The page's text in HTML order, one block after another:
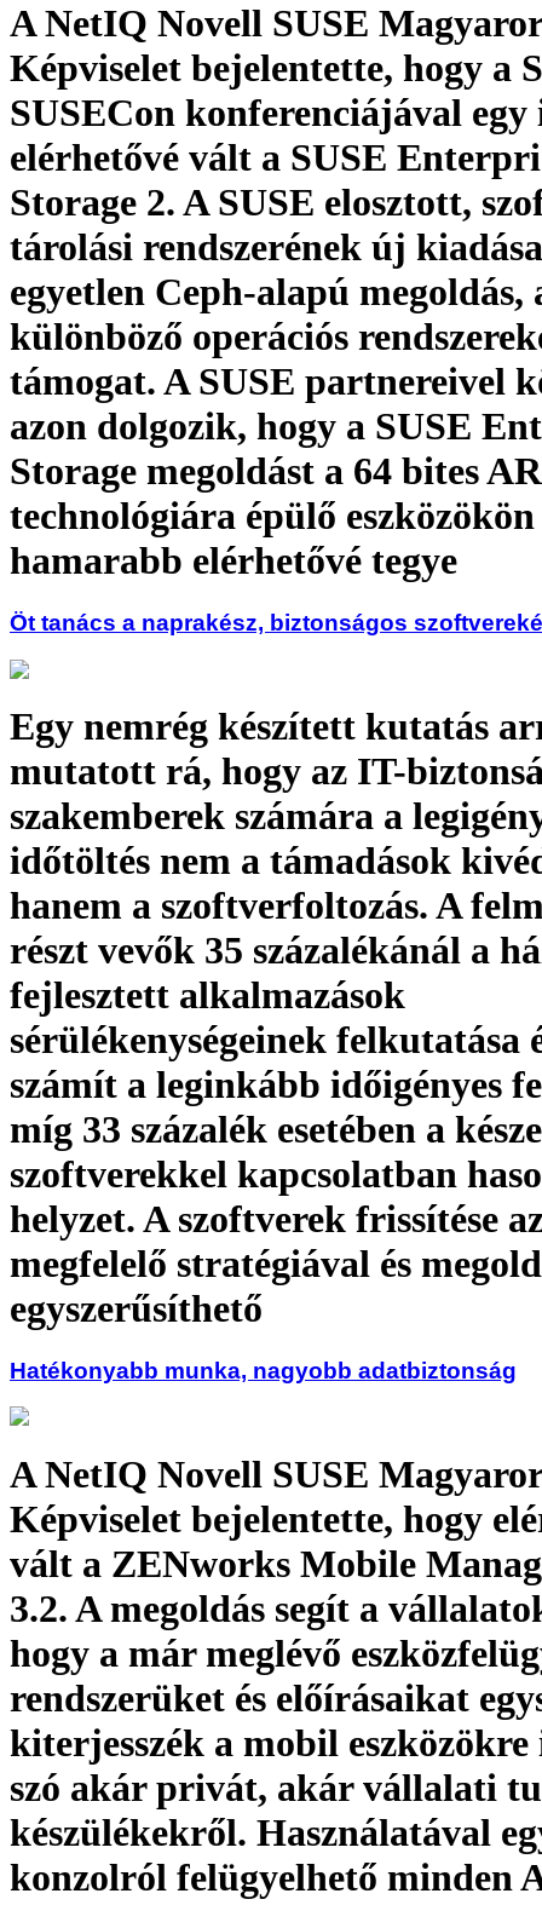
A NetIQ Novell SUSE
Képviselet bejelentette, hogy a
SUSECon konferenciájával egy
elérhetővé vált a SUSE
Storage 2. A SUSE elosztott,
tárolási rendszerének új kiadása
egyetlen Ceph-alapú megoldás,
különböző operációs
támogat. A SUSE partnereivel
azon dolgozik, hogy a SUSE
Storage megoldást a 64 bites
technológiára épülő
hamarabb elérhetővé tegye
Öt tanács a naprakész, biztonságos
Egy nemrég készített kutatás
mutatott rá, hogy az IT-
szakemberek számára a
időtöltés nem a támadások
hanem a szoftverfoltozás. A
részt vevők 35 százalékánál a
fejlesztett alkalmazások
sérülékenységeinek felkutatása
számít a leginkább időigényes
míg 33 százalék esetében a
szoftverekkel kapcsolatban
helyzet. A szoftverek frissítése
megfelelő stratégiával és
egyszerűsíthető
Hatékonyabb munka, nagyobb adatbiztonság
A NetIQ Novell SUSE
Képviselet bejelentette, hogy
vált a ZENworks Mobile
3.2. A megoldás segít a
hogy a már meglévő
rendszerüket és előírásaikat
kiterjesszék a mobil eszközökre
szó akár privát, akár vállalati
készülékekről. Használatával
konzolról felügyelhető minden